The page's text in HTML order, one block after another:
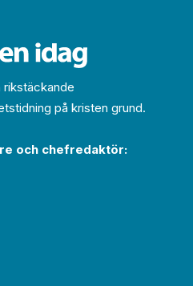
rikstäckande
på kristen grund.
och chef­redaktör: